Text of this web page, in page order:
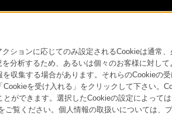
ションに応じてのみ設定されるCookieは通常
分析するため、あるいは個々のお客様に対して
収集する場合があります。それらのCookieの
を受け入れる」をクリックして下さい。
ができます。選択したCookieの設定によって
覧ください。個人情報の取扱いについては、